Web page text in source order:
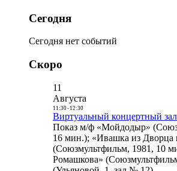
Сегодня
Сегодня нет событий
Скоро
11
Августа
11:30- 12:30
Виртуальный концертный
Показ м/ф «Мойдодыр»
16 мин.); «Ивашка из Дворца
(Союзмультфильм, 1981, 10
Ромашкова»